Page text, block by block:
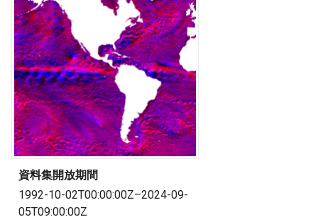
資料集開放期間
1992-10-02T00:00:00Z–2024-09-
05T09:00:00Z